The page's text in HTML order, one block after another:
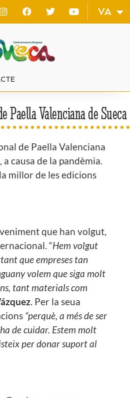
VA
EN
Paella Valenciana de Sueca
de Paella Valenciana
causa de la pandèmia.
millor de les edicions
que han volgut,
“Hem volgut
que empreses tan
volem que siga molt
tant materials com
. Per la seua
“perquè, a més de ser
de cuidar. Estem molt
per donar suport al